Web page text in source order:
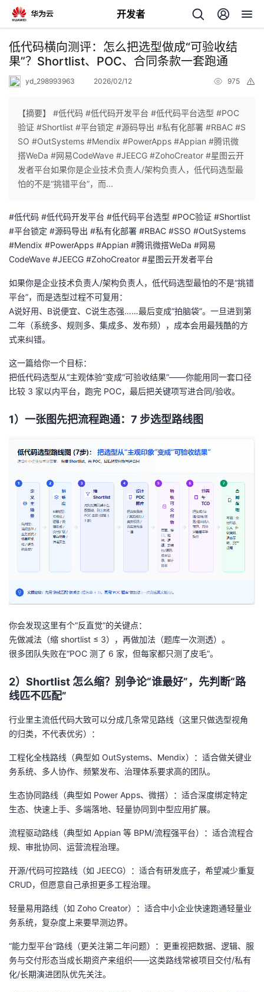
开发者
返
回
个
人
页
我
开
发
者
我
的
博
客
我
的
论
我
的
子
我
直
播
的
活
动
我
的
关
注
我
开
发
者
学
堂
我
的
程
我
认
证
的
实
验
我
的
收
的
Programs
我
的
支
持
我
的
术
支
持
我
云
声
建
低代码横向测评：怎么把选型做成“可验收结
果”？Shortlist、POC、合同条款一套跑通
yd_298993963 2026/02/12 975
【摘要】 #低代码 #低代码开发平台 #低代码平台选型 #POC
验证 #Shortlist #平台锁定 #源码导出 #私有化部署 #RBAC #S
SO #OutSystems #Mendix #PowerApps #Appian #腾讯微
搭WeDa #网易CodeWave #JEECG #ZohoCreator #星图云开
发者平台如果你是企业技术负责人/架构负责人，低代码选型最
怕的不是“挑错平台”，而...
#低代码 #低代码开发平台 #低代码平台选型 #POC验证 #Shortlist
#平台锁定 #源码导出 #私有化部署 #RBAC #SSO #OutSystems
#Mendix #PowerApps #Appian #腾讯微搭WeDa #网易
CodeWave #JEECG #ZohoCreator #星图云开发者平台
如果你是企业技术负责人/架构负责人，低代码选型最怕的不是“挑错
平台”，而是选型过程不可复用：
A说好用、B说便宜、C说生态强……最后变成“拍脑袋”。一旦进到第
二年（系统多、规则多、集成多、发布频），成本会用最残酷的方
式来纠错。
这一篇给你一个目标：
把低代码选型从“主观体验”变成“可验收结果”——你能用同一套口径
比较 3 家以内平台，跑完 POC，最后把关键项写进合同/验收。
1）一张图先把流程跑通：7 步选型路线图
你会发现这里有个“反直觉”的关键点：
先做减法（缩 shortlist ≤ 3），再做加法（题库一次测透）。
很多团队失败在“POC 测了 6 家，但每家都只测了皮毛”。
2）Shortlist 怎么缩？别争论“谁最好”，先判断“路
线匹不匹配”
行业里主流低代码大致可以分成几条常见路线（这里只做选型视角
的归类，不代表优劣）：
工程化全栈路线 （典型如 OutSystems、Mendix）：适合做关键业
务系统、多人协作、频繁发布、治理体系要求高的团队。
生态协同路线 （典型如 Power Apps、微搭）：适合深度绑定特定
生态、快速上手、多端落地、轻量协同到中型应用扩展。
流程驱动路线 （典型如 Appian 等 BPM/流程强平台）：适合流程合
规、审批协同、运营流程治理。
开源/代码可控路线 （如 JEECG）：适合有研发底子，希望减少重复
CRUD，但愿意自己承担更多工程治理。
轻量易用路线 （如 Zoho Creator）：适合中小企业快速跑通轻量业
务系统，复杂度上来要早测边界。
“能力型平台”路线（更关注第二年问题） ：更重视把数据、逻辑、服
务与交付形态当成长期资产来组织——这类路线常被项目交付/私有
化/长期演进团队优先关注。